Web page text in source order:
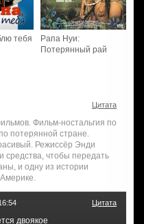
тебя
Рапа Нуи:
Потерянный рай
Цитата
Фильм-ностальгия по
потерянной стране.
Режиссёр Энди
средства, чтобы передать
и одну из истории
Цитата
двоякое